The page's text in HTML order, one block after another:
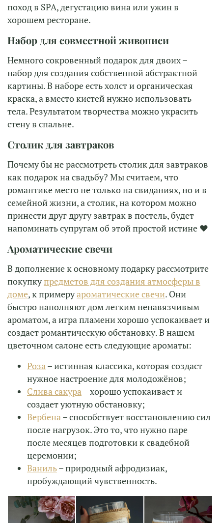
поход в SPA, дегустацию вина или ужин в
хорошем ресторане.
Набор для совместной живописи
Немного сокровенный подарок для двоих –
набор для создания собственной абстрактной
картины. В наборе есть холст и органическая
краска, а вместо кистей нужно использовать
тела. Результатом творчества можно украсить
стену в спальне.
Столик для завтраков
Почему бы не рассмотреть столик для завтраков
как подарок на свадьбу? Мы считаем, что
романтике место не только на свиданиях, но и в
семейной жизни, а столик, на котором можно
принести друг другу завтрак в постель, будет
напоминать супругам об этой простой истине ❤
Ароматические свечи
В дополнение к основному подарку рассмотрите
покупкупредметов для создания атмосферы в
доме, к примеруароматические свечи. Они
быстро наполняют дом легким ненавязчивым
ароматом, а игра пламени хорошо успокаивает и
создает романтическую обстановку. В нашем
цветочном салоне есть следующие ароматы:
Роза– истинная классика, которая создаст
нужное настроение для молодожёнов;
Слива сакура– хорошо успокаивает и
создает уютную обстановку;
Вербена– способствует восстановлению сил
после нагрузок. Это то, что нужно паре
после месяцев подготовки к свадебной
церемонии;
Ваниль– природный афродизиак,
пробуждающий чувственность.